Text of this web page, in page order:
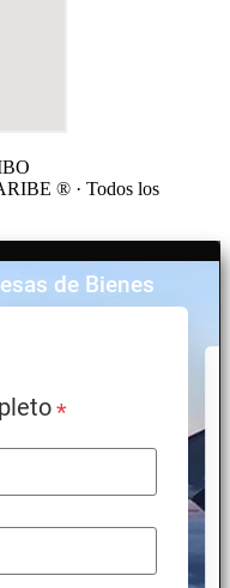
® · Todos los